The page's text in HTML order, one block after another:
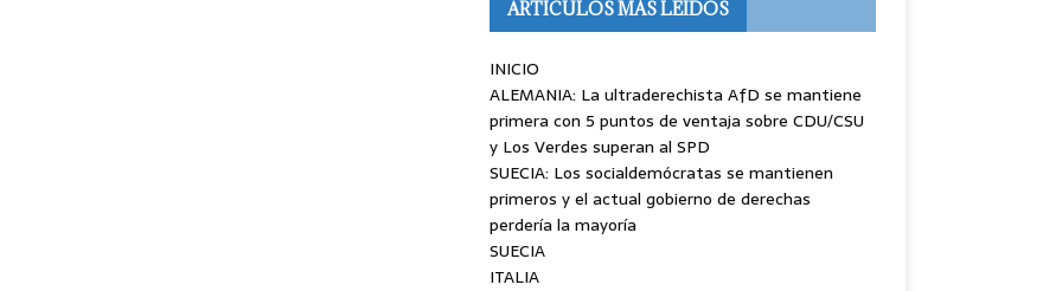
ARTÍCULOS MÁS LEÍDOS
INICIO
ALEMANIA: La ultraderechista AfD se mantiene
primera con 5 puntos de ventaja sobre CDU/CSU
y Los Verdes superan al SPD
SUECIA: Los socialdemócratas se mantienen
primeros y el actual gobierno de derechas
perdería la mayoría
SUECIA
ITALIA